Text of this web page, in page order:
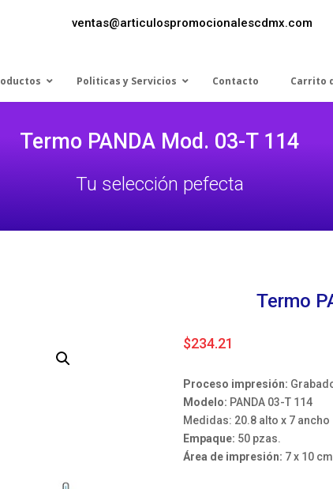
ventas@articulospromocionalescdmx.com
Politicas y Servicios Contacto Carrito
Termo PANDA Mod. 03-T 114
Tu selección pefecta
Termo
$234.21
Proceso impresión:
Modelo: PANDA 03-T 114
Medidas: 20.8 alto x 7 ancho
Empaque: 50 pzas.
Área de impresión: 7 x 10 cm